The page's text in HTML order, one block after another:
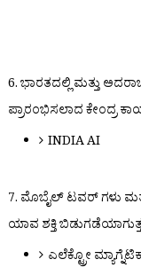
6. ಭಾರತದಲ್ಲಿ ಮತ್ತು
ಪ್ರಾರಂಭಿಸಲಾದ ಕೇಂದ್ರ
INDIA AI
7. ಮೊಬೈಲ್ ಟವರ್ ಗಳು
ಯಾವ ಶಕ್ತಿ
ಎಲೆಕ್ಟ್ರೋ